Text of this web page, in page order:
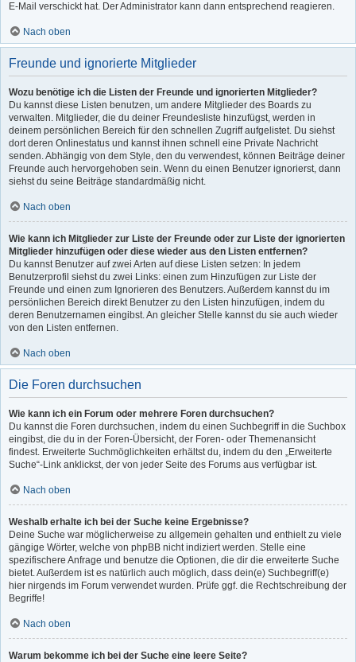
E-Mail verschickt hat. Der Administrator kann dann entsprechend reagieren.
Nach oben
Freunde und ignorierte Mitglieder
Wozu benötige ich die Listen der Freunde und ignorierten Mitglieder?
Du kannst diese Listen benutzen, um andere Mitglieder des Boards zu
verwalten. Mitglieder, die du deiner Freundesliste hinzufügst, werden in
deinem persönlichen Bereich für den schnellen Zugriff aufgelistet. Du siehst
dort deren Onlinestatus und kannst ihnen schnell eine Private Nachricht
senden. Abhängig von dem Style, den du verwendest, können Beiträge deiner
Freunde auch hervorgehoben sein. Wenn du einen Benutzer ignorierst, dann
siehst du seine Beiträge standardmäßig nicht.
Nach oben
Wie kann ich Mitglieder zur Liste der Freunde oder zur Liste der ignorierten
Mitglieder hinzufügen oder diese wieder aus den Listen entfernen?
Du kannst Benutzer auf zwei Arten auf diese Listen setzen: In jedem
Benutzerprofil siehst du zwei Links: einen zum Hinzufügen zur Liste der
Freunde und einen zum Ignorieren des Benutzers. Außerdem kannst du im
persönlichen Bereich direkt Benutzer zu den Listen hinzufügen, indem du
deren Benutzernamen eingibst. An gleicher Stelle kannst du sie auch wieder
von den Listen entfernen.
Nach oben
Die Foren durchsuchen
Wie kann ich ein Forum oder mehrere Foren durchsuchen?
Du kannst die Foren durchsuchen, indem du einen Suchbegriff in die Suchbox
eingibst, die du in der Foren-Übersicht, der Foren- oder Themenansicht
findest. Erweiterte Suchmöglichkeiten erhältst du, indem du den „Erweiterte
Suche“-Link anklickst, der von jeder Seite des Forums aus verfügbar ist.
Nach oben
Weshalb erhalte ich bei der Suche keine Ergebnisse?
Deine Suche war möglicherweise zu allgemein gehalten und enthielt zu viele
gängige Wörter, welche von phpBB nicht indiziert werden. Stelle eine
spezifischere Anfrage und benutze die Optionen, die dir die erweiterte Suche
bietet. Außerdem ist es natürlich auch möglich, dass dein(e) Suchbegriff(e)
hier nirgends im Forum verwendet wurden. Prüfe ggf. die Rechtschreibung der
Begriffe!
Nach oben
Warum bekomme ich bei der Suche eine leere Seite?